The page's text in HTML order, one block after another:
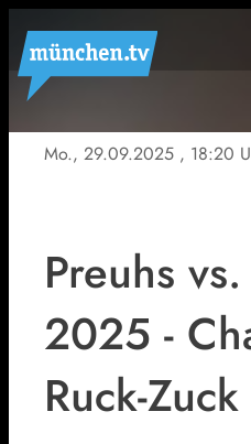
Mo., 29.09.2025 , 18:20
Preuhs
2025 -
Ruck-